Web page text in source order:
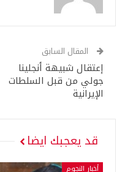
المقال السابق
إعتقال شبيهة أنجلينا
جولي من قبل السلطات
الإيرانية
قد يعجبك ايضا
أخبار النجوم